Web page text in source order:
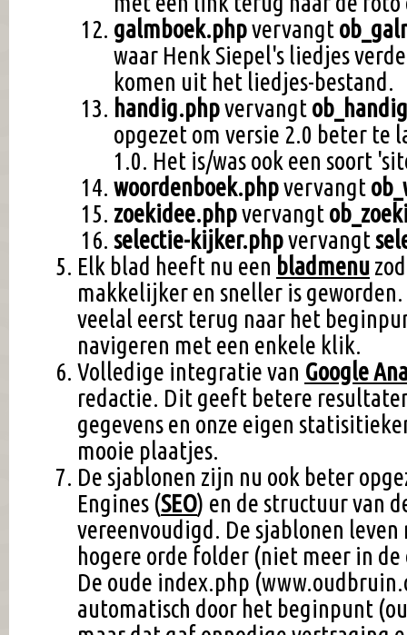
galmboek.phpvervangt
waar Henk Siepel's liedjes
komen uit het liedjes-bestand.
handig.phpvervangt
opgezet om versie 2.0 beter te
1.0. Het is/was ook een soort
woordenboek.phpvervangt
zoekidee.phpvervangt
selectie-kijker.phpvervangt
Elk blad heeft nu een bladmenu
makkelijker en sneller is
veelal eerst terug naar het
navigeren met een enkele klik.
Volledige integratie van Google
redactie. Dit geeft betere
gegevens en onze eigen
mooie plaatjes.
De sjablonen zijn nu ook beter
Engines (SEO) en de structuur van
vereenvoudigd. De sjablonen leven
hogere orde folder (niet meer in de
De oude index.php
automatisch door het beginpunt